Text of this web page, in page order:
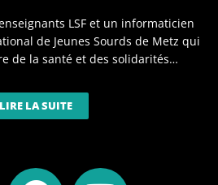
LSF et un informaticien
de Jeunes Sourds de Metz qui
de la santé et des solidarités…
LIRE LA SUITE